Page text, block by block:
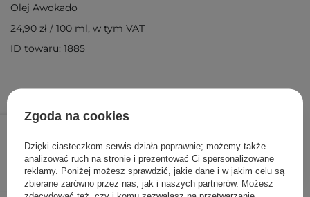
24,90 zł /szt.
DODAJ DO KOSZYKA
Olej Awokado
24,90 zł / 100 ml, w tym VAT
ID towaru: 1885
Zgoda na cookies
Dzięki ciasteczkom serwis działa poprawnie; możemy także
analizować ruch na stronie i prezentować Ci spersonalizowane
reklamy. Poniżej możesz sprawdzić, jakie dane i w jakim celu są
zbierane zarówno przez nas, jak i naszych partnerów. Możesz